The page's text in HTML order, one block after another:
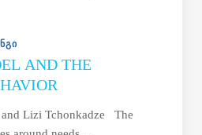
AND THE
Lizi Tchonkadze The